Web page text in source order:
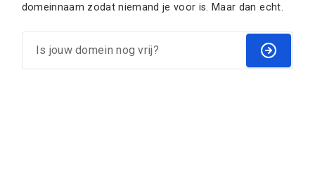
domeinnaam zodat niemand je voor is. Maar dan echt.